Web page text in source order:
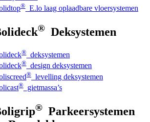
® E.lo laag oplaadbare vloersystemen
® Deksystemen
® deksystemen
® design deksystemen
® levelling deksystemen
® gietmassa’s
® Parkeersystemen